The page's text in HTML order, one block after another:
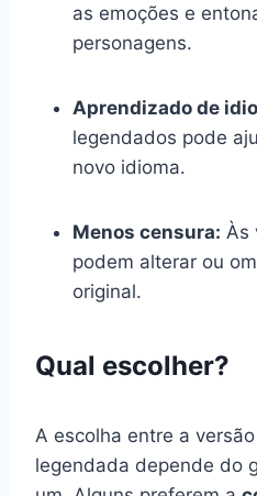
as emoções e
personagens.
Aprendizado de
legendados pode
novo idioma.
Menos censura: Às
podem alterar ou
original.
Qual escolher?
A escolha entre a
legendada depende do